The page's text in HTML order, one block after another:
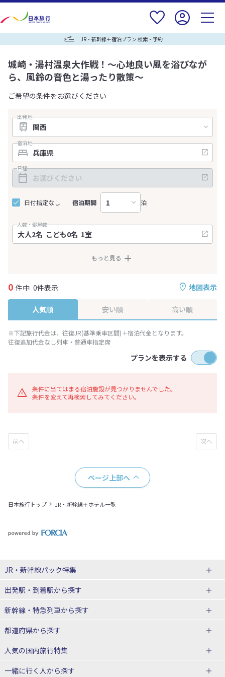
JR・新幹線＋宿泊プラン 検索・予約
城崎・湯村温泉大作戦！～心地良い風を浴びなが
ら、風鈴の音色と湯ったり散策～
ご希望の条件をお選びください
出発地
宿泊地
日程
日付指定なし 宿泊期間 泊
人数・部屋数
もっと見る
地図表示
0 件中 0件表示
人気順 安い順 高い順
※下記旅行代金は、往復JR(基準乗車区間)＋宿泊代金となります。
往復追加代金なし列車・普通車指定席
プランを表示する
条件に当てはまる宿泊施設が見つかりませんでした。
条件を変えて再検索してみてください。
ページ上部へ
日本旅行トップ JR・新幹線＋ホテル一覧
JR・新幹線パック特集
JR・新幹線＋ホテルパック
出張パック
出発駅・到着駅から探す
秋田⇔東京 新幹線パック
仙台→東京 新幹線パック
富山⇔東京 新幹線パック
東京→仙台 新幹線パック
新幹線・特急列車から探す
北海道新幹線 旅行
山形新幹線 旅行
東海道新幹線 旅行
都道府県から探す
北海道旅行・ツアー
人気の国内旅行特集
東京ディズニーリゾート®への旅
ユニバーサル・スタジオ・ジャパ
一緒に行く人から探す